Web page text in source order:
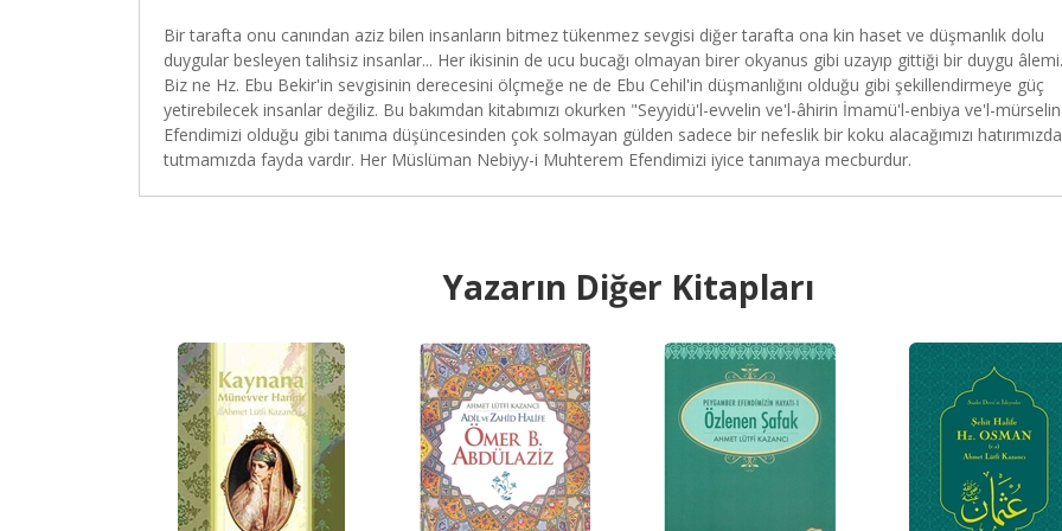
Bir tarafta onu canından aziz bilen insanların bitmez tükenmez sevgisi diğer tarafta ona kin haset ve düşmanlık dolu
duygular besleyen talihsiz insanlar... Her ikisinin de ucu bucağı olmayan birer okyanus gibi uzayıp gittiği bir duygu
Biz ne Hz. Ebu Bekir'in sevgisinin derecesini ölçmeğe ne de Ebu Cehil'in düşmanlığını olduğu gibi şekillendirmeye güç
yetirebilecek insanlar değiliz. Bu bakımdan kitabımızı okurken "Seyyidü'l-evvelin ve'l-âhirin İmamü'l-enbiya ve'l-
Efendimizi olduğu gibi tanıma düşüncesinden çok solmayan gülden sadece bir nefeslik bir koku alacağımızı hatırımızda
tutmamızda fayda vardır. Her Müslüman Nebiyy-i Muhterem Efendimizi iyice tanımaya mecburdur.
Yazarın Diğer Kitapları